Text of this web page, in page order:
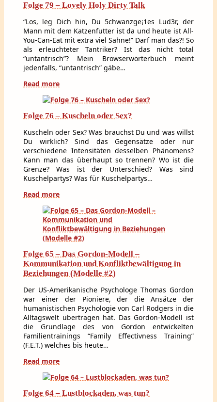
Folge 79 – Lovely Holy Dirty Talk
“Los, leg Dich hin, Du 5chwanzge¡1es Lud3r, der
Mann mit dem Katzenfutter ist da und heute ist All-
You-Can-Eat mit extra viel Sahne!” Darf man das?! So
als erleuchteter Tantriker? Ist das nicht total
“untantrisch”? Mein Browserwörterbuch meint
jedenfalls, “untantrisch” gäbe…
Read more
Folge 76 – Kuscheln oder Sex?
Kuscheln oder Sex? Was brauchst Du und was willst
Du wirklich? Sind das Gegensätze oder nur
verschiedene Intensitäten desselben Phänomens?
Kann man das überhaupt so trennen? Wo ist die
Grenze? Was ist der Unterschied? Was sind
Kuschelpartys? Was für Kuschelpartys…
Read more
Folge 65 – Das Gordon-Modell –
Kommunikation und Konfliktbewältigung in
Beziehungen (Modelle #2)
Der US-Amerikanische Psychologe Thomas Gordon
war einer der Pioniere, der die Ansätze der
humanistischen Psychologie von Carl Rodgers in die
Alltagswelt übertragen hat. Das Gordon-Modell ist
die Grundlage des von Gordon entwickelten
Familientrainings “Family Effectivness Training”
(F.E.T.) welches bis heute…
Read more
Folge 64 – Lustblockaden, was tun?